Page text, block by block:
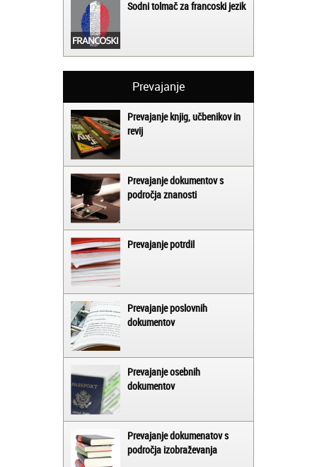
Sodni tolmač za francoski jezik
Prevajanje
Prevajanje knjig, učbenikov in
revij
Prevajanje dokumentov s
področja znanosti
Prevajanje potrdil
Prevajanje poslovnih
dokumentov
Prevajanje osebnih
dokumentov
Prevajanje dokumenatov s
področja izobraževanja